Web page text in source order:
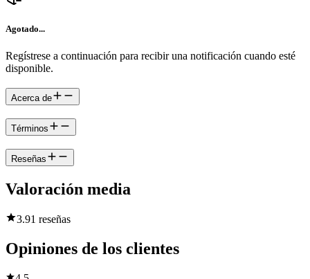
Agotado...
Regístrese a continuación para recibir una notificación cuando esté
disponible.
Acerca de
Términos
Reseñas
Valoración media
3.91 reseñas
Opiniones de los clientes